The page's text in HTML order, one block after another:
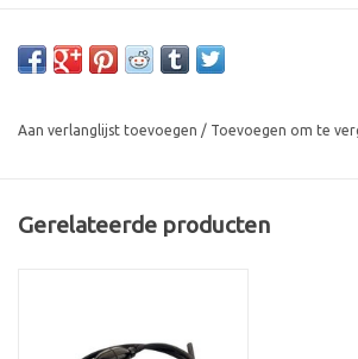
Aan verlanglijst toevoegen / Toevoegen om te
Gerelateerde producten